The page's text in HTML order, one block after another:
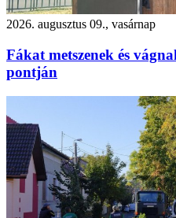
2026. augusztus 09., vasárnap
Fákat metszenek és
pontján